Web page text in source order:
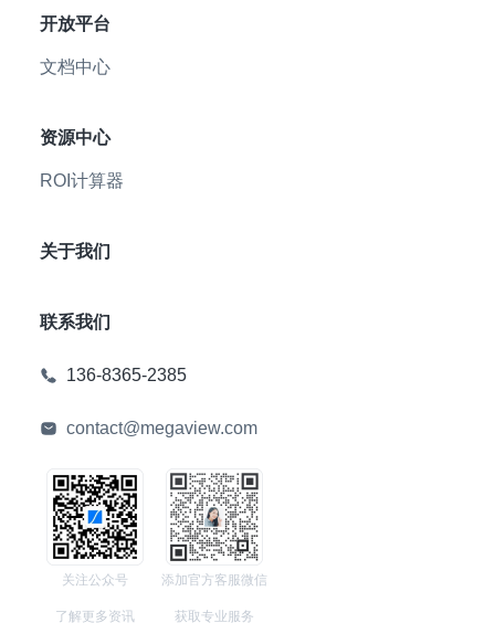
开放平台
文档中心
资源中心
ROI计算器
关于我们
联系我们
136-8365-2385
contact@megaview.com
关注公众号
了解更多资讯
添加官方客服微信
获取专业服务